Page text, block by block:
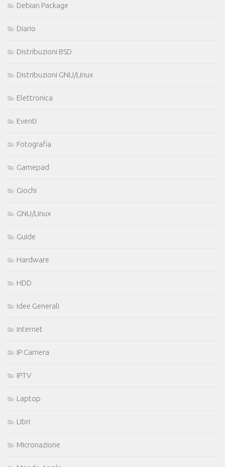
Debian Package
Diario
Distribuzioni BSD
Distribuzioni GNU/Linux
Elettronica
Eventi
Fotografia
Gamepad
Giochi
GNU/Linux
Guide
Hardware
HDD
Idee Generali
Internet
IP Camera
IPTV
Laptop
Libri
Micronazione